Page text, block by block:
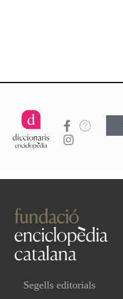
Segells editorials